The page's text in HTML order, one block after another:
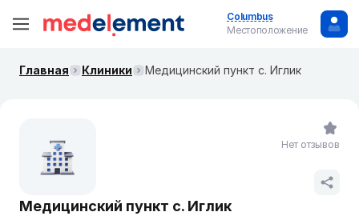
Columbus
Местоположение
Главная Клиники Медицинский пункт с. Иглик
Медицинский пункт с. Иглик
Нет отзывов